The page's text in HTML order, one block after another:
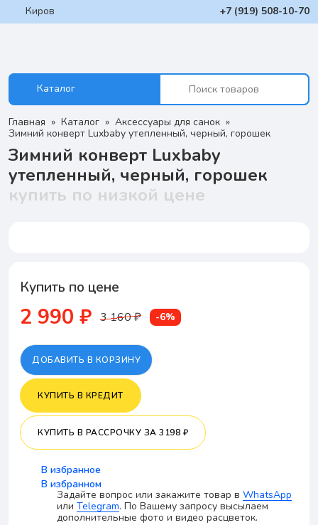
Киров +7 (919) 508-10-70
Каталог
Главная Каталог
Аксессуары для санок
Зимний конверт Luxbaby утепленный, черный, горошек
Зимний конверт Luxbaby
утепленный, черный, горошек
купить по низкой цене
Купить по цене
2 990 ₽ 3 160 ₽ -6%
ДОБАВИТЬ В КОРЗИНУ
КУПИТЬ В КРЕДИТ
КУПИТЬ В РАССРОЧКУ ЗА 3198 ₽
В избранное
В избранном
Задайте вопрос или закажите товар в WhatsApp
или Telegram. По Вашему запросу высылаем
дополнительные фото и видео расцветок.